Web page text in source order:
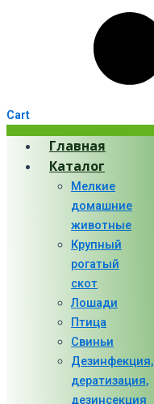
Cart
Главная
Каталог
Мелкие
домашние
животные
Крупный
рогатый
скот
Лошади
Птица
Свиньи
Дезинфекция,
дератизация,
дезинсекция